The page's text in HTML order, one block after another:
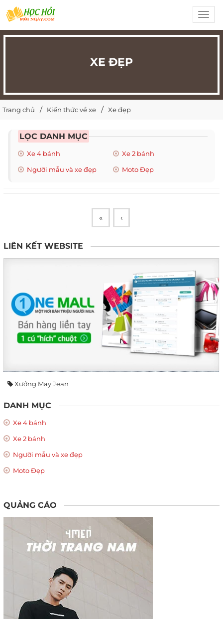
XE ĐẸP
Trang chủ Kiến thức về xe Xe đẹp
LỌC DANH MỤC
Xe 4 bánh
Xe 2 bánh
Người mẫu và xe đẹp
Moto Đẹp
« ‹
LIÊN KẾT WEBSITE
Xưởng May Jean
DANH MỤC
Xe 4 bánh
Xe 2 bánh
Người mẫu và xe đẹp
Moto Đẹp
QUẢNG CÁO